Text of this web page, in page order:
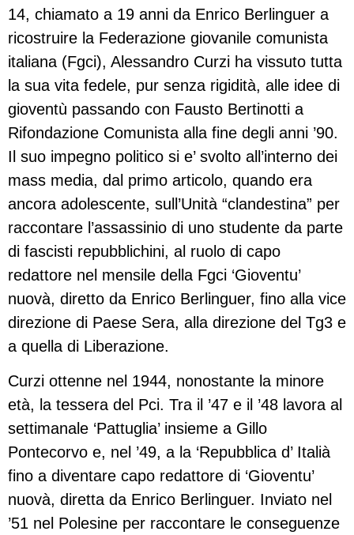
14, chiamato a 19 anni da Enrico Berlinguer a
ricostruire la Federazione giovanile comunista
italiana (Fgci), Alessandro Curzi ha vissuto tutta
la sua vita fedele, pur senza rigidità, alle idee di
gioventù passando con Fausto Bertinotti a
Rifondazione Comunista alla fine degli anni ’90.
Il suo impegno politico si e’ svolto all’interno dei
mass media, dal primo articolo, quando era
ancora adolescente, sull’Unità “clandestina” per
raccontare l’assassinio di uno studente da parte
di fascisti repubblichini, al ruolo di capo
redattore nel mensile della Fgci ‘Gioventu’
nuovà, diretto da Enrico Berlinguer, fino alla vice
direzione di Paese Sera, alla direzione del Tg3 e
a quella di Liberazione.
Curzi ottenne nel 1944, nonostante la minore
età, la tessera del Pci. Tra il ’47 e il ’48 lavora al
settimanale ‘Pattuglia’ insieme a Gillo
Pontecorvo e, nel ’49, a la ‘Repubblica d’ Italià
fino a diventare capo redattore di ‘Gioventu’
nuovà, diretta da Enrico Berlinguer. Inviato nel
’51 nel Polesine per raccontare le conseguenze